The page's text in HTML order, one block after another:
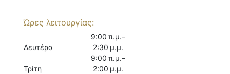
Ώρες λειτουργίας:
Δευτέρα
9:00 π.μ.–
2:30 μ.μ.
Τρίτη
9:00 π.μ.–
2:00 μ.μ.